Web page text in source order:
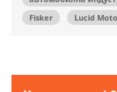
Fisker
Lucid